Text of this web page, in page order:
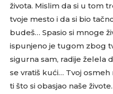
života. Mislim da si u tom
tvoje mesto i da si bio
budeš… Spasio si mnoge
ispunjeno je tugom zbog
sigurna sam, radije želela
se vratiš kući… Tvoj
ti što si obasjao naše